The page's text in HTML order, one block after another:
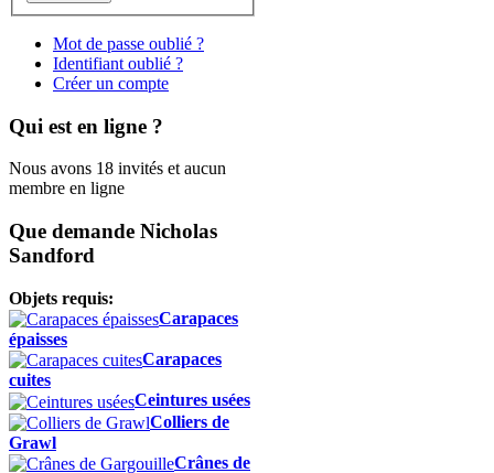
Mot de passe oublié ?
Identifiant oublié ?
Créer un compte
Qui est en ligne ?
Nous avons 18 invités et aucun
membre en ligne
Que demande Nicholas
Sandford
Objets requis:
Carapaces
épaisses
Carapaces
cuites
Ceintures usées
Colliers de
Grawl
Crânes de